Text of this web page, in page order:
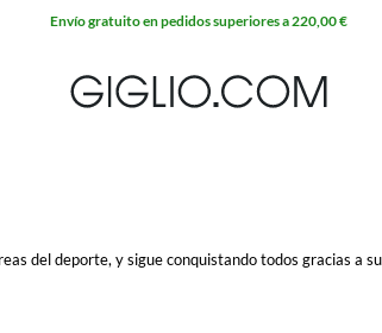
del deporte, y sigue conquistando todos gracias a
Envío gratuito en pedidos superiores a 220,00 €